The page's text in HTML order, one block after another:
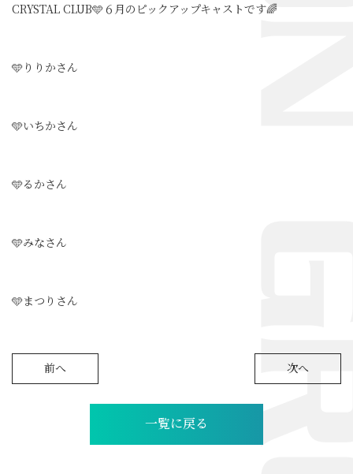
CRYSTAL CLUB🩵６月のピックアップキャストです🌈
🩵りりかさん
🩵いちかさん
🩵るかさん
🩵みなさん
🩵まつりさん
前へ 次へ
一覧に戻る